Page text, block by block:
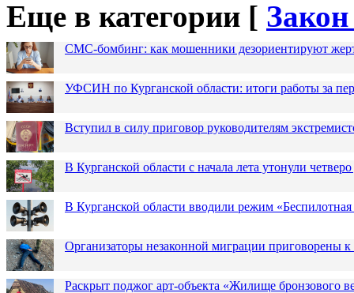
Еще в категории [
СМС-бомбинг: как мошенники дезориентируют
УФСИН по Курганской области: итоги работы за
Вступил в силу приговор руководителям
В Курганской области с начала лета утонули четверо
В Курганской области вводили режим «Беспилотная
Организаторы незаконной миграции приговорены
Раскрыт поджог арт-объекта «Жилище бронзового